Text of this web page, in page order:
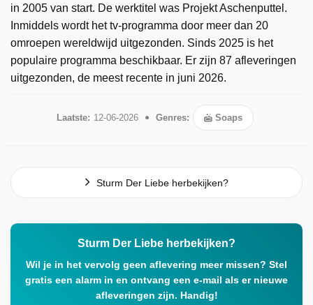
in 2005 van start. De werktitel was Projekt Aschenputtel.
Inmiddels wordt het tv-programma door meer dan 20
omroepen wereldwijd uitgezonden. Sinds 2025 is het
populaire programma beschikbaar. Er zijn 87 afleveringen
uitgezonden, de meest recente in juni 2026.
Laatste: 12-06-2026 Genres: Soaps
Sturm Der Liebe herbekijken?
Sturm Der Liebe herbekijken?
Wil je in het vervolg geen aflevering meer missen? Stel
gratis een alarm in en ontvang een e-mail als er nieuwe
afleveringen zijn. Handig!